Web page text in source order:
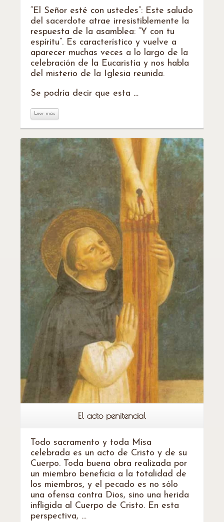
“El Señor esté con ustedes”: Este saludo
del sacerdote atrae irresistiblemente la
respuesta de la asamblea: “Y con tu
espíritu”. Es característico y vuelve a
aparecer muchas veces a lo largo de la
celebración de la Eucaristía y nos habla
del misterio de la Iglesia reunida.
Se podría decir que esta …
Leer más
Leer más
El acto penitencial
Todo sacramento y toda Misa
celebrada es un acto de Cristo y de su
Cuerpo. Toda buena obra realizada por
un miembro beneficia a la totalidad de
los miembros, y el pecado es no sólo
una ofensa contra Dios, sino una herida
infligida al Cuerpo de Cristo. En esta
perspectiva, …